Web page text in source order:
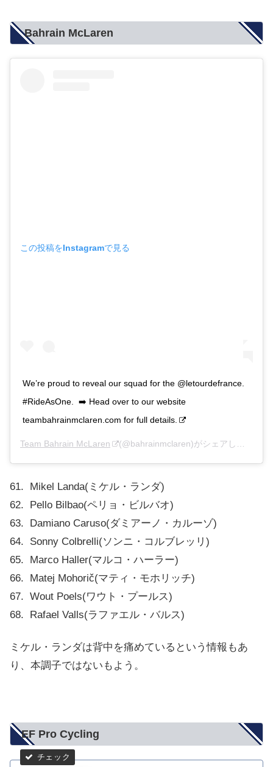
Bahrain McLaren
この投稿をInstagramで見る
We’re proud to reveal our squad for the @letourdefrance. ⁣
#RideAsOne.⁣ ⁣ ➡️ Head over to our website
teambahrainmclaren.com for full details.
Team Bahrain McLaren (@bahrainmclaren)がシェアした投稿 –
61. Mikel Landa(ミケル・ランダ)
62. Pello Bilbao(ペリョ・ビルバオ)
63. Damiano Caruso(ダミアーノ・カルーゾ)
64. Sonny Colbrelli(ソンニ・コルブレッリ)
65. Marco Haller(マルコ・ハーラー)
66. Matej Mohorič(マティ・モホリッチ)
67. Wout Poels(ワウト・プールス)
68. Rafael Valls(ラファエル・バルス)
ミケル・ランダは背中を痛めているという情報もあ
り、本調子ではないもよう。
EF Pro Cycling